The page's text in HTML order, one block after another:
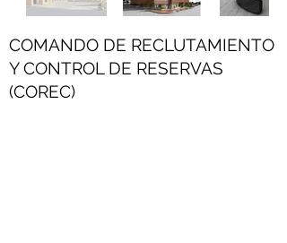
COMANDO DE RECLUTAMIENTO
Y CONTROL DE RESERVAS
(COREC)